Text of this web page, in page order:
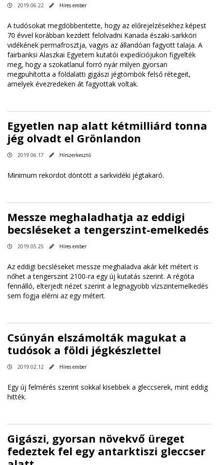
2019.06.22 Híres ember
A tudósokat megdöbbentette, hogy az előrejelzésekhez képest
70 évvel korábban kezdett felolvadni Kanada északi-sarkköri
vidékének permafrosztja, vagyis az állandóan fagyott talaja. A
fairbanksi Alaszkai Egyetem kutatói expedíciójukon figyelték
meg, hogy a szokatlanul forró nyár milyen gyorsan
megpuhította a földalatti gigászi jégtömbök felső rétegeit,
amelyek évezredeken át fagyottak voltak.
Egyetlen nap alatt kétmilliárd tonna
jég olvadt el Grönlandon
2019.06.17 Hírszerkesztő
Minimum rekordot döntött a sarkvidéki jégtakaró.
Messze meghaladhatja az eddigi
becsléseket a tengerszint-emelkedés
2019.05.25 Híres ember
Az eddigi becsléseket messze meghaladva akár két métert is
nőhet a tengerszint 2100-ra egy új kutatás szerint. A régóta
fennálló, elterjedt nézet szerint a legnagyobb vízszintemelkedés
sem fogja elérni az egy métert.
Csúnyán elszámolták magukat a
tudósok a földi jégkészlettel
2019.02.12 Híres ember
Egy új felmérés szerint sokkal kisebbek a gleccserek, mint eddig
hitték.
Gigászi, gyorsan növekvő üreget
fedeztek fel egy antarktiszi gleccser